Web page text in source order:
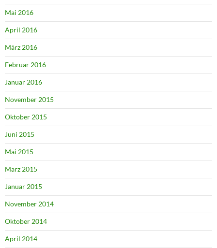
Mai 2016
April 2016
März 2016
Februar 2016
Januar 2016
November 2015
Oktober 2015
Juni 2015
Mai 2015
März 2015
Januar 2015
November 2014
Oktober 2014
April 2014